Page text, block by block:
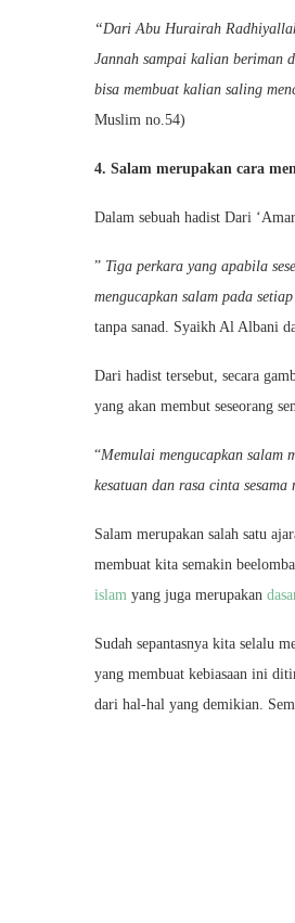
“Dari Abu Hurairah
Jannah sampai kalian beriman
bisa membuat kalian saling
Muslim no.54)
4. Salam merupakan cara
Dalam sebuah hadist Dari
” Tiga perkara yang apabila
mengucapkan salam pada
tanpa sanad. Syaikh Al Albani
Dari hadist tersebut, secara
yang akan membut seseorang
“Memulai mengucapkan salam
kesatuan dan rasa cinta sesama
Salam merupakan salah satu
membuat kita semakin
islam yang juga merupakan
Sudah sepantasnya kita selalu
yang membuat kebiasaan ini
dari hal-hal yang demikian.